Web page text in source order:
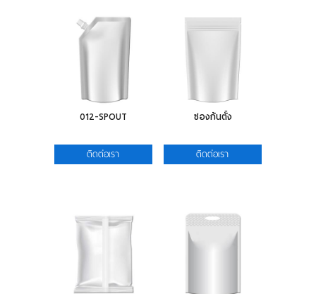
012-SPOUT
ติดต่อเรา
ซองก้นตั้ง
ติดต่อเรา